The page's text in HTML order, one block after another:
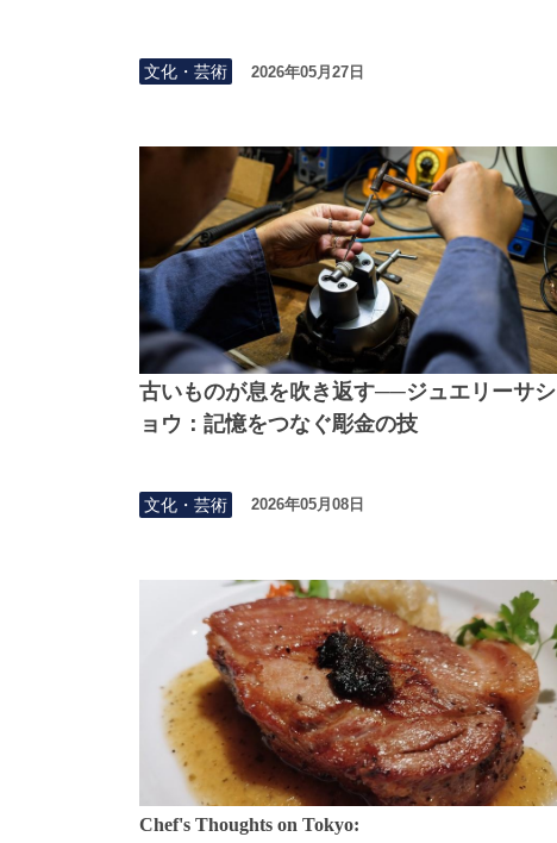
文化・芸術 2026年05月27日
古いものが息を吹き返す──ジュエリーサシ
ョウ：記憶をつなぐ彫金の技
文化・芸術 2026年05月08日
Chef's Thoughts on Tokyo: